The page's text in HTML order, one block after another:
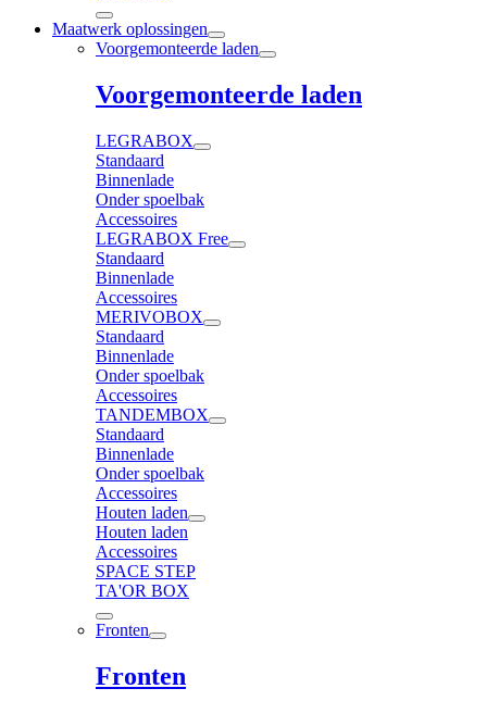
Maatwerk oplossingen
Voorgemonteerde laden
Voorgemonteerde laden
LEGRABOX
Standaard
Binnenlade
Onder spoelbak
Accessoires
LEGRABOX Free
Standaard
Binnenlade
Accessoires
MERIVOBOX
Standaard
Binnenlade
Onder spoelbak
Accessoires
TANDEMBOX
Standaard
Binnenlade
Onder spoelbak
Accessoires
Houten laden
Houten laden
Accessoires
SPACE STEP
TA'OR BOX
Fronten
Fronten